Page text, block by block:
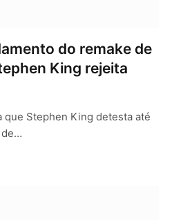
do remake de
King rejeita
Stephen King detesta até
de…